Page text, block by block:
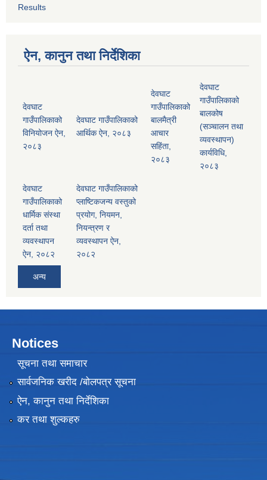
Results
ऐन, कानुन तथा निर्देशिका
देवघाट
गाउँपालिकाको
विनियोजन ऐन,
२०८३
देवघाट गाउँपालिकाको
आर्थिक ऐन, २०८३
देवघाट
गाउँपालिकाको
बालमैत्री
आचार
सहिंता,
२०८३
देवघाट
गाउँपालिकाको
बालकोष
(सञ्चालन तथा
व्यवस्थापन)
कार्यविधि,
२०८३
देवघाट
गाउँपालिकाको
धार्मिक संस्था
दर्ता तथा
व्यवस्थापन
ऐन, २०८२
देवघाट गाउँपालिकाको
प्लाष्टिकजन्य वस्तुको
प्रयोग, नियमन,
नियन्त्रण र
व्यवस्थापन ऐन,
२०८२
अन्य
Notices
सूचना तथा समाचार
सार्वजनिक खरीद /बोलपत्र सूचना
ऐन, कानुन तथा निर्देशिका
कर तथा शुल्कहरु